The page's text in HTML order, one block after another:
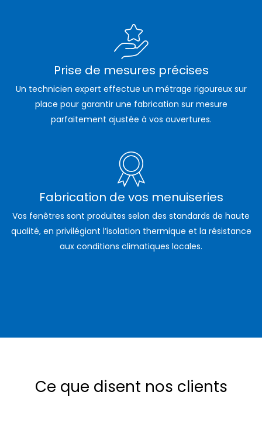
Prise de mesures précises
Un technicien expert effectue un métrage rigoureux sur
place pour garantir une fabrication sur mesure
parfaitement ajustée à vos ouvertures.
Fabrication de vos menuiseries
Vos fenêtres sont produites selon des standards de haute
qualité, en privilégiant l’isolation thermique et la résistance
aux conditions climatiques locales.
Ce que disent nos clients